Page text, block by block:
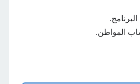
المواطن.